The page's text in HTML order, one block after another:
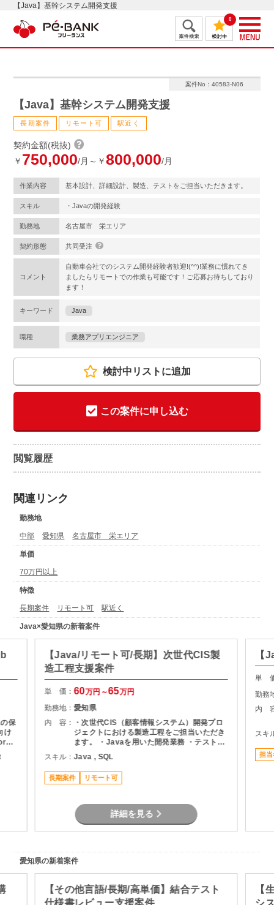
【Java】基幹システム開発支援
0
案件No：40583-N06
【Java】基幹システム開発支援
長期案件 リモート可 駅近く
契約金額(税抜)
￥ 750,000/月～￥800,000/月
作業内容 基本設計、詳細設計、製造、テストをご担当いただきます。
スキル ・Javaの開発経験
勤務地 名古屋市 栄エリア
契約形態 共同受注
コメント
自動車会社でのシステム開発経験者歓迎!(^^)!業務に慣れてき
ましたらリモートでの作業も可能です！ご応募お待ちしており
ます！
キーワード Java
職種 業務アプリエンジニア
検討中リストに追加
この案件に申し込む
閲覧履歴
関連リンク
勤務地
中部 愛知県 名古屋市 栄エリア
単価
70万円以上
特徴
長期案件 リモート可 駅近く
Java×愛知県の新着案件
保
を
【Java/リモート可/長期】次世代CIS製
造工程支援案件
単 価：60万円～65万円
勤務地：愛知県
内 容：
・次世代CIS（顧客情報システム）開発プロ
ジェクトにおける製造工程をご担当いただき
ます。 ・Javaを用いた開発業務 ・テスト実
施（Junit） ・Oracle環境での開発 ・結合工
程を中心とした開発支援
スキル：Java , SQL
長期案件 リモート可
詳細を見る
【
単
勤務
内
スキ
担当
愛知県の新着案件
【その他言語/長期/高単価】結合テスト
仕様書レビュー支援案件
【
シ